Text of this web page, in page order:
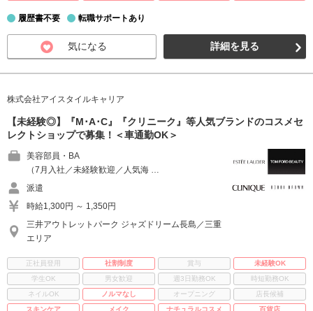
履歴書不要 転職サポートあり
気になる 詳細を見る
株式会社アイスタイルキャリア
【未経験◎】『M･A･C』『クリニーク』等人気ブランドのコスメセ
レクトショップで募集！＜車通勤OK＞
美容部員・BA
（7月入社／未経験歓迎／人気海 …
派遣
時給1,300円 ～ 1,350円
三井アウトレットパーク ジャズドリーム長島／三重
エリア
正社員登用 社割制度 賞与
未経験OK
学生OK
男女歓迎 週3日勤務OK
時短勤務OK
ネイルOK
ノルマなし オープニング
店長候補
スキンケア
メイク ナチュラルコスメ 百貨店